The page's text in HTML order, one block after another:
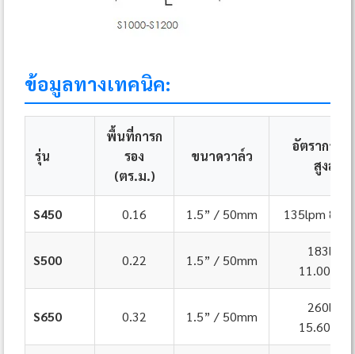
ข้อมูลทางเทคนิค:
รุ่น
พื้นที่การก
รอง
(ตร.ม.)
ขนาดวาล์ว
อัตราการไ
สูงสุด
S450 0.16 1.5” / 50mm 135lpm
S500 0.22 1.5” / 50mm
183lpm
11.00m³/
S650 0.32 1.5” / 50mm
260lpm
15.60m³/